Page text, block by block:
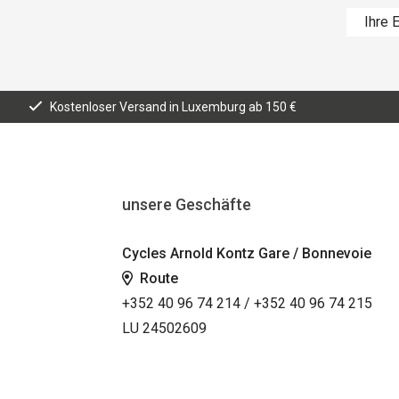
Kostenloser Versand in Luxemburg ab 150 €
unsere Geschäfte
Cycles Arnold Kontz Gare / Bonnevoie
Route
+352 40 96 74 214 / +352 40 96 74 215
LU 24502609